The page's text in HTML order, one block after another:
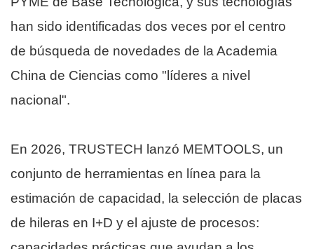
han sido identificadas dos veces por el centro
de búsqueda de novedades de la Academia
China de Ciencias como "líderes a nivel
nacional".
En 2026, TRUSTECH lanzó MEMTOOLS, un
conjunto de herramientas en línea para la
estimación de capacidad, la selección de placas
de hileras en I+D y el ajuste de procesos: